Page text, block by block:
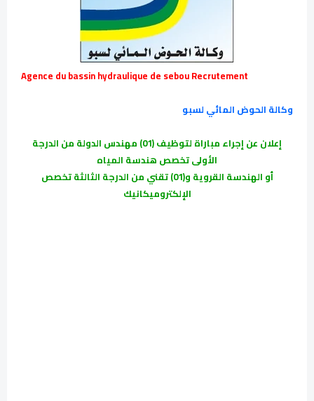
Agence du bassin hydraulique de sebou Recrutement
وكالة الحوض المائي لسبو
إعلان عن إجراء مباراة لتوظيف (01) مهندس الدولة من الدرجة
الأولى تخصص هندسة المياه
أو الهندسة القروية و(01) تقني من الدرجة الثالثة تخصص
الإلكتروميكانيك